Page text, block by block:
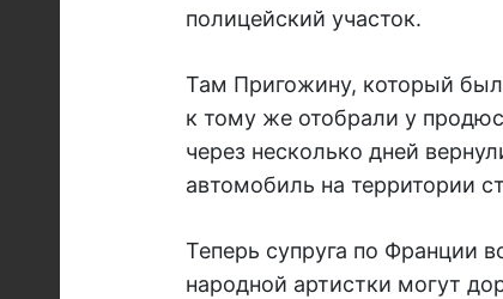
полицейский участок.
Там Пригожину, который
к тому же отобрали у
через несколько дней
автомобиль на территории
Теперь супруга по Франции
народной артистки могут